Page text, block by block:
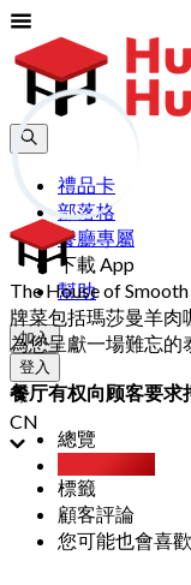
禮品卡
部落格
餐廳專屬
下載 App
幫助
加入
登入
CN
The House of
牌菜包括瑪莎曼羊肉
為您呈獻一場難忘的
餐厅有权向顾客要求
總覽
標籤
顧客評論
您可能也會喜歡